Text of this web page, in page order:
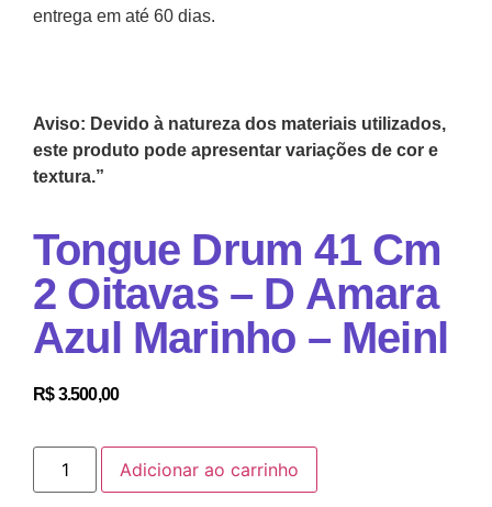
entrega em até 60 dias.
Aviso: Devido à natureza dos materiais utilizados,
este produto pode apresentar variações de cor e
textura.”
Tongue Drum 41 Cm
2 Oitavas – D Amara
Azul Marinho – Meinl
R$3.500,00
Adicionar ao carrinho